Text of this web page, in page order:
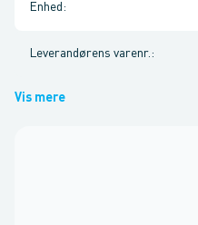
Enhed :
Leverandørens varenr. :
Vis mere